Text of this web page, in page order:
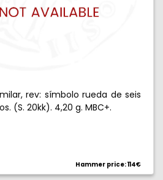
rev: símbolo rueda de seis
(S. 20kk). 4,20 g. MBC+.
Hammer price: 114€